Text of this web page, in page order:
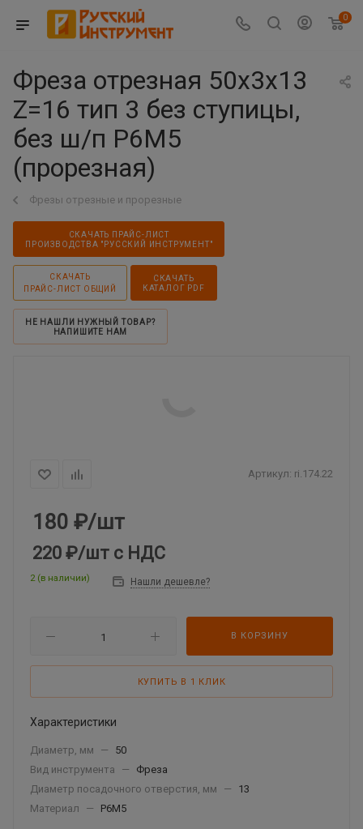
0
Фреза отрезная 50х3х13
Z=16 тип 3 без ступицы,
без ш/п Р6М5
(прорезная)
Фрезы отрезные и прорезные
СКАЧАТЬ ПРАЙС-ЛИСТ
ПРОИЗВОДСТВА "РУССКИЙ ИНСТРУМЕНТ"
СКАЧАТЬ
ПРАЙС-ЛИСТ ОБЩИЙ
СКАЧАТЬ
КАТАЛОГ PDF
НЕ НАШЛИ НУЖНЫЙ ТОВАР?
НАПИШИТЕ НАМ
Артикул: ri.174.22
180 ₽/шт
220 ₽/шт с НДС
2 (в наличии) Нашли дешевле?
В КОРЗИНУ
КУПИТЬ В 1 КЛИК
Характеристики
Диаметр, мм —
50
Вид инструмента
—
Фреза
Диаметр посадочного отверстия, мм
—
13
Материал
— Р6М5